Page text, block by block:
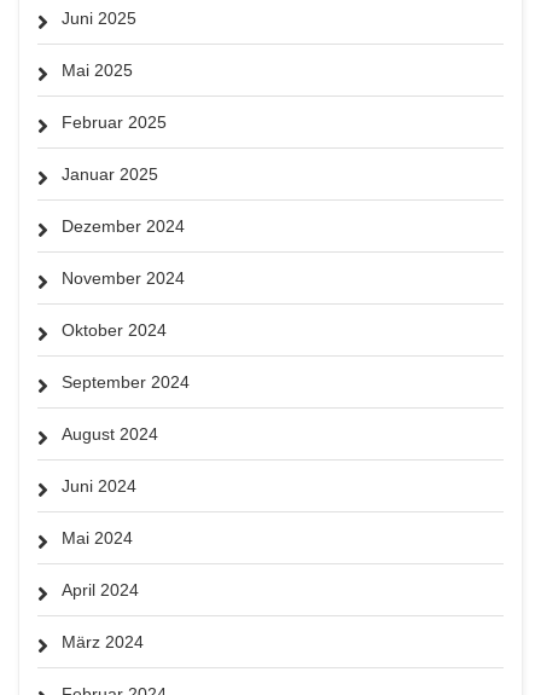
Juni 2025
Mai 2025
Februar 2025
Januar 2025
Dezember 2024
November 2024
Oktober 2024
September 2024
August 2024
Juni 2024
Mai 2024
April 2024
März 2024